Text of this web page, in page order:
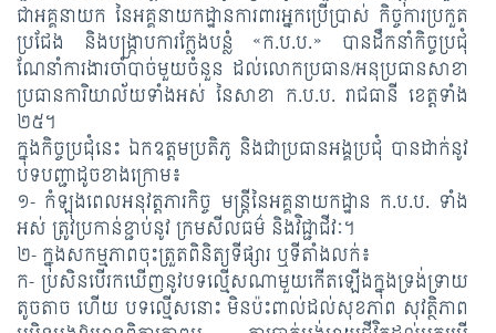
ជាអគ្គនាយក នៃអគ្គនាយកដ្ឋានការពារអ្នកប្រើប្រាស់ កិច្ចការប្រកួត
ប្រជែង និងបង្រ្កាបការក្លែងបន្លំ «ក.ប.ប.» បានដឹកនាំកិច្ចប្រជុំ
ណែនាំការងារចាំបាច់មួយចំនួន ដល់លោកប្រធាន/អនុប្រធានសាខា
ប្រធានការិយាល័យទាំងអស់ នៃសាខា ក.ប.ប. រាជធានី ខេត្តទាំង
២៥។
ក្នុងកិច្ចប្រជុំនេះ ឯកឧត្ដមប្រតិភូ និងជាប្រធានអង្គប្រជុំ បានដាក់នូវ
បទបញ្ជាដូចខាងក្រោម៖
១- កំឡុងពេលអនុវត្តភារកិច្ច មន្រ្តីនៃអគ្គនាយកដ្ឋាន ក.ប.ប. ទាំង
អស់ ត្រូវប្រកាន់ខ្ជាប់នូវ ក្រមសីលធម៌ និងវិជ្ជាជីវៈ។
២- ក្នុងសកម្មភាពចុះត្រួតពិនិត្យទីផ្សារ ឬទីតាំងលក់៖
ក- ប្រសិនបើរកឃើញនូវបទល្មើសណាមួយកើតឡើងក្នុងទ្រង់ទ្រាយ
តូចតាច ហើយ បទល្មើសនោះ មិនប៉ះពាល់ដល់សុខភាព សុវត្ថិភាព